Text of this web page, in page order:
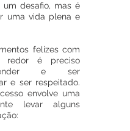
um desafio, mas é
uma vida plena e
felizes com
redor é preciso
e ser
e ser respeitado.
envolve uma
levar alguns